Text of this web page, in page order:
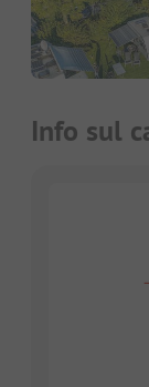
Info sul